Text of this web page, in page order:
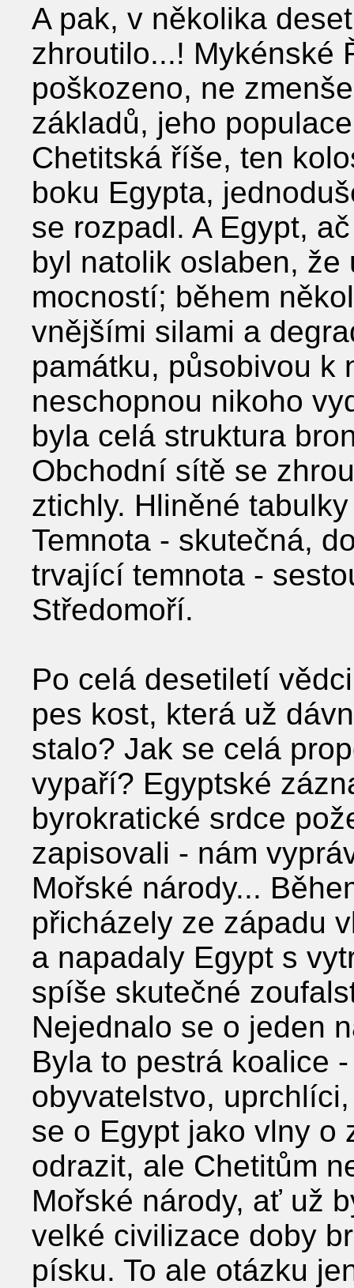
A pak, v několika
zhroutilo...! Mykénské
poškozeno, ne
základů, jeho
Chetitská říše, ten
boku Egypta,
se rozpadl. A Egypt,
byl natolik oslaben,
mocností; během
vnějšími silami a
památku, působivou k
neschopnou nikoho
byla celá struktura
Obchodní sítě se
ztichly. Hliněné
Temnota - skutečná,
trvající temnota -
Středomoří.
Po celá desetiletí
pes kost, která už
stalo? Jak se celá
vypaří? Egyptské
byrokratické srdce
zapisovali - nám
Mořské národy...
přicházely ze západu
a napadaly Egypt s
spíše skutečné
Nejednalo se o jeden
Byla to pestrá koalice
obyvatelstvo,
se o Egypt jako vlny o
odrazit, ale Chetitům
Mořské národy, ať už
velké civilizace doby
písku. To ale otázku